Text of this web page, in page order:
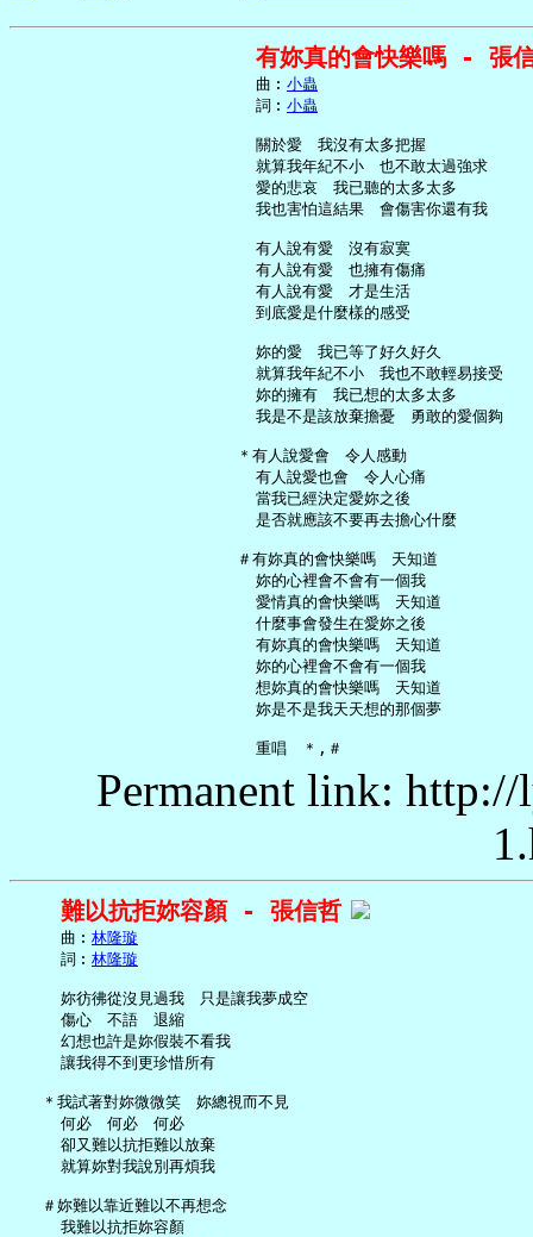
有妳真的會快樂嗎 - 張
     曲︰
小蟲
     詞︰
小蟲
     關於愛　我沒有太多把握
     就算我年紀不小　也不敢太過強求
     愛的悲哀　我已聽的太多太多
     我也害怕這結果　會傷害你還有我
     有人說有愛　沒有寂寞
     有人說有愛　也擁有傷痛
     有人說有愛　才是生活
     到底愛是什麼樣的感受
     妳的愛　我已等了好久好久
     就算我年紀不小　我也不敢輕易接受
     妳的擁有　我已想的太多太多
     我是不是該放棄擔憂　勇敢的愛個夠
   ＊有人說愛會　令人感動
     有人說愛也會　令人心痛
     當我已經決定愛妳之後
     是否就應該不要再去擔心什麼
   ＃有妳真的會快樂嗎　天知道
     妳的心裡會不會有一個我
     愛情真的會快樂嗎　天知道
     什麼事會發生在愛妳之後
     有妳真的會快樂嗎　天知道
     妳的心裡會不會有一個我
     想妳真的會快樂嗎　天知道
     妳是不是我天天想的那個夢
Permanent link:
難以抗拒妳容顏 - 張信哲
     曲︰
林隆璇
     詞︰
林隆璇
     妳彷彿從沒見過我　只是讓我夢成空
     傷心　不語　退縮
     幻想也許是妳假裝不看我
     讓我得不到更珍惜所有
   ＊我試著對妳微微笑　妳總視而不見
     何必　何必　何必
     卻又難以抗拒難以放棄
     就算妳對我說別再煩我
   ＃妳難以靠近難以不再想念
     我難以抗拒妳容顏